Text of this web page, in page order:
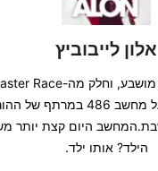
אלון לייבוביץ
מתקופת וינדוס 3.1 על מחשב 486
היום קצת יותר
הילד? אותו ילד.